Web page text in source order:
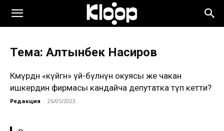
Тема: Алтынбек Насиров
Көмүрдөн «күйгөн» үй-бүлөнүн окуясы же чакан
ишкердин фирмасы кандайча депутатка өтүп кетти?
Редакция - 26/05/2023